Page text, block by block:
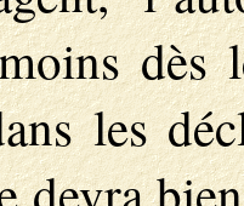
dès
les